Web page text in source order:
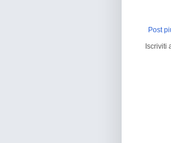
Post
Iscriviti